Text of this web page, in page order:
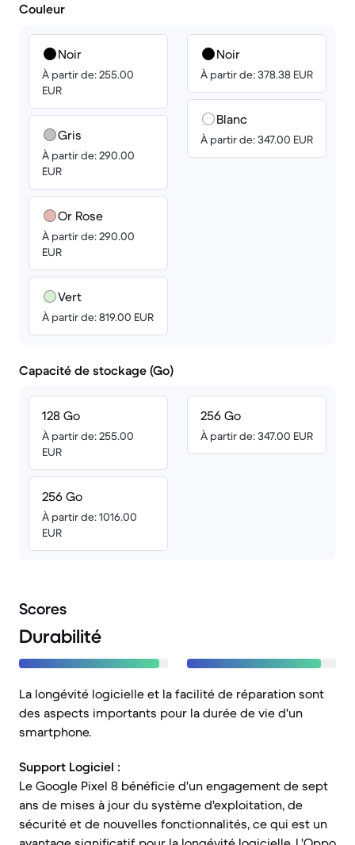
Couleur
Noir
À partir de: 255.00
EUR
Gris
À partir de: 290.00
EUR
Or Rose
À partir de: 290.00
EUR
Vert
À partir de: 819.00 EUR
Noir
À partir de: 378.38 EUR
Blanc
À partir de: 347.00 EUR
Capacité de stockage (Go)
128 Go
À partir de: 255.00
EUR
256 Go
À partir de: 1016.00
EUR
256 Go
À partir de: 347.00 EUR
Scores
Durabilité
La longévité logicielle et la facilité de réparation sont
des aspects importants pour la durée de vie d'un
smartphone.
Support Logiciel :
Le Google Pixel 8 bénéficie d'un engagement de sept
ans de mises à jour du système d'exploitation, de
sécurité et de nouvelles fonctionnalités, ce qui est un